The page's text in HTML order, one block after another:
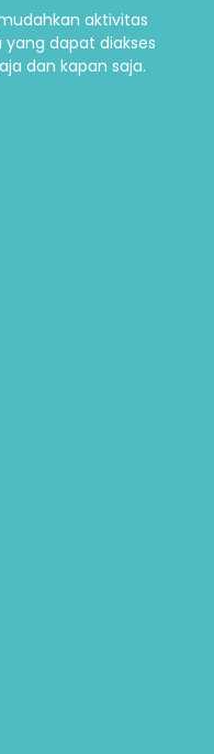
aktivitas
dapat diakses
dan kapan saja.